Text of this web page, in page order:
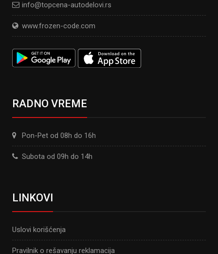
info@topcena-autodelovi.rs
www.frozen-code.com
RADNO VREME
Pon-Pet od 08h do 16h
Subota od 09h do 14h
LINKOVI
Uslovi korišćenja
Pravilnik o rešavanju reklamacija